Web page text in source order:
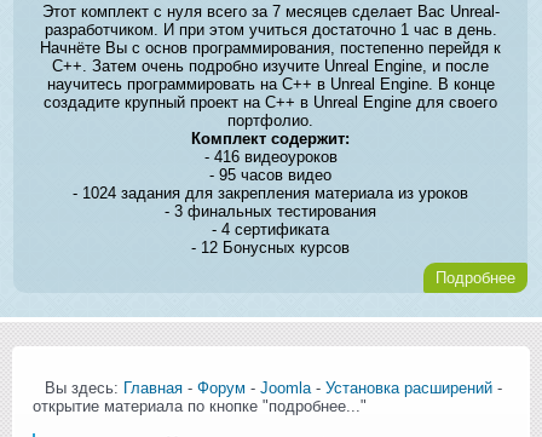
Этот комплект с нуля всего за 7 месяцев сделает Вас Unreal-
разработчиком. И при этом учиться достаточно 1 час в день.
Начнёте Вы с основ программирования, постепенно перейдя к
C++. Затем очень подробно изучите Unreal Engine, и после
научитесь программировать на C++ в Unreal Engine. В конце
создадите крупный проект на C++ в Unreal Engine для своего
портфолио.
Комплект содержит:
- 416 видеоуроков
- 95 часов видео
- 1024 задания для закрепления материала из уроков
- 3 финальных тестирования
- 4 сертификата
- 12 Бонусных курсов
Подробнее
Вы здесь: Главная - Форум - Joomla - Установка расширений -
открытие материала по кнопке "подробнее..."